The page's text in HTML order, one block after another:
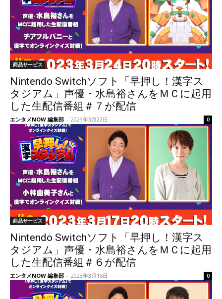
商品サービス
Nintendo Switchソフト「早押し！漢字ス
タジアム」声優・水島裕さんをＭＣに起用
した生配信番組＃７が配信
エンタメNOW 編集部 - 2023年3月22日 0
商品サービス
Nintendo Switchソフト「早押し！漢字ス
タジアム」声優・水島裕さんをＭＣに起用
した生配信番組＃６が配信
エンタメNOW 編集部 - 2023年3月15日 0